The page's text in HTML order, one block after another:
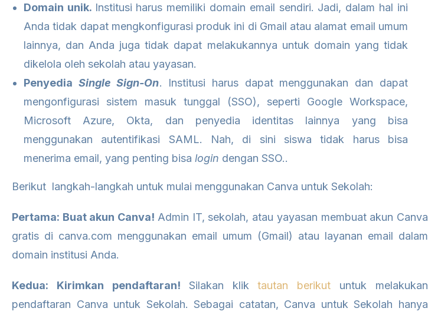
Domain unik. Institusi harus memiliki domain email sendiri. Jadi, dalam hal ini
Anda tidak dapat mengkonfigurasi produk ini di Gmail atau alamat email umum
lainnya, dan Anda juga tidak dapat melakukannya untuk domain yang tidak
dikelola oleh sekolah atau yayasan.
Penyedia Single Sign-On. Institusi harus dapat menggunakan dan dapat
mengonfigurasi sistem masuk tunggal (SSO), seperti Google Workspace,
Microsoft Azure, Okta, dan penyedia identitas lainnya yang bisa
menggunakan autentifikasi SAML. Nah, di sini siswa tidak harus bisa
menerima email, yang penting bisa login dengan SSO..
Berikut langkah-langkah untuk mulai menggunakan Canva untuk Sekolah:
Pertama: Buat akun Canva! Admin IT, sekolah, atau yayasan membuat akun Canva
gratis di canva.com menggunakan email umum (Gmail) atau layanan email dalam
domain institusi Anda.
Kedua: Kirimkan pendaftaran! Silakan kliktautan berikut untuk melakukan
pendaftaran Canva untuk Sekolah. Sebagai catatan, Canva untuk Sekolah hanya